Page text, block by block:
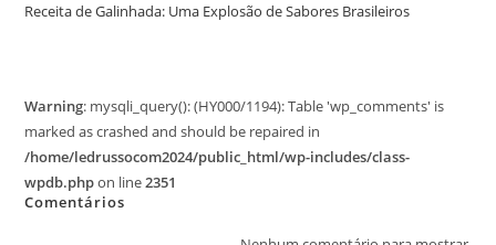
Receita de Galinhada: Uma Explosão de Sabores Brasileiros
Warning: mysqli_query(): (HY000/1194): Table 'wp_comments' is
marked as crashed and should be repaired in
/home/ledrussocom2024/public_html/wp-includes/class-
wpdb.phpon line2351
Comentários